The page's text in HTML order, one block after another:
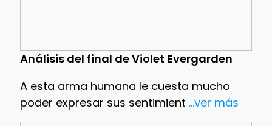
Análisis del final de Violet Evergarden
A esta arma humana le cuesta mucho
poder expresar sus sentimient ...ver más